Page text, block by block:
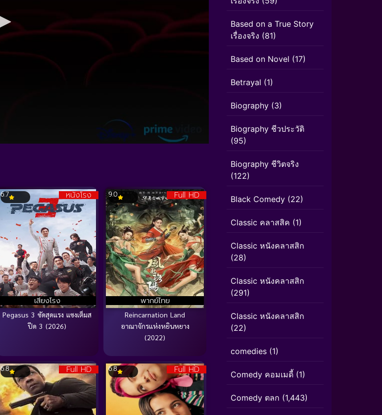
หนังโรง
เสียงโรง
6.7
Pegasus 3 ซัดสุดแรง แซงเต็มส
ปีด 3 (2026)
Full HD
พากย์ไทย
9.0
Reincarnation Land
อาณาจักรแห่งหยินหยาง
(2022)
Full HD
6.8 Full HD
6.8
Based on a True Story
เรื่องจริง (81)
Based on Novel (17)
Betrayal (1)
Biography (3)
Biography ชีวประวัติ
(95)
Biography ชีวิตจริง
(122)
Black Comedy (22)
Classic คลาสสิค (1)
Classic หนังคลาสสิก
(28)
Classic หนังคลาสสิก
(291)
Classic หนังคลาสสิก
(22)
comedies (1)
Comedy คอมเมดี้ (1)
Comedy ตลก (1,443)